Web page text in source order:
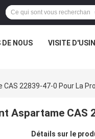
DE NOUS VISITE
22839-47-0 Pour La
Aspartame CAS
Détails sur le